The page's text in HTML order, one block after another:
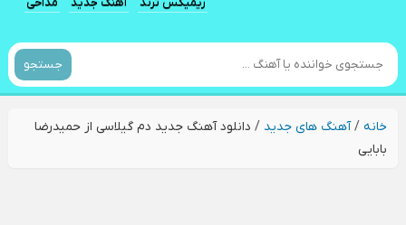
جستجو
خانه/آهنگ های جدید / دانلود آهنگ جدید دم گیلاسی از حمیدرضا
بابایی